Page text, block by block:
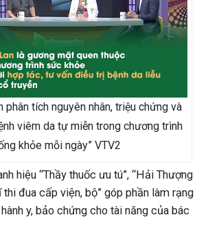
phân tích nguyên nhân, triệu chứng và
viêm da tự miễn trong chương trình
khỏe mỗi ngày” VTV2
hiệu “Thầy thuốc ưu tú”, “Hải Thượng
thi đua cấp viện, bộ” góp phần làm rạng
y, bảo chứng cho tài năng của bác